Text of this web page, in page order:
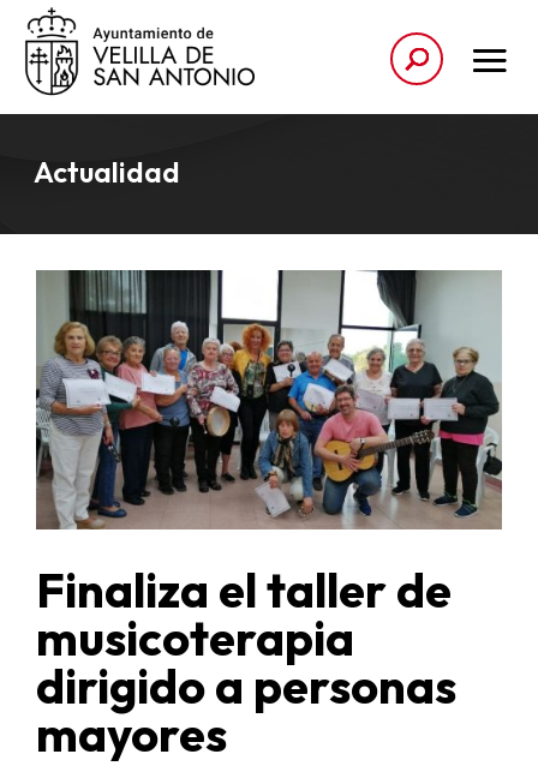
Actualidad
Finaliza el taller de
musicoterapia
dirigido a personas
mayores